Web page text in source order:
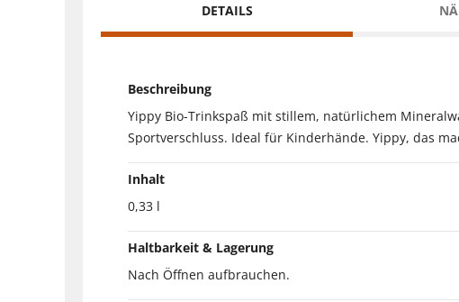
DETAILS
Beschreibung
Yippy Bio-Trinkspaß mit stillem, natürlichem
Sportverschluss. Ideal für Kinderhände. Yippy, das
Inhalt
0,33 l
Haltbarkeit & Lagerung
Nach Öffnen aufbrauchen.